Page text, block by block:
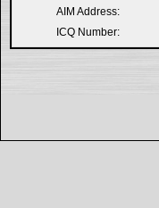
AIM Address:
ICQ Number: